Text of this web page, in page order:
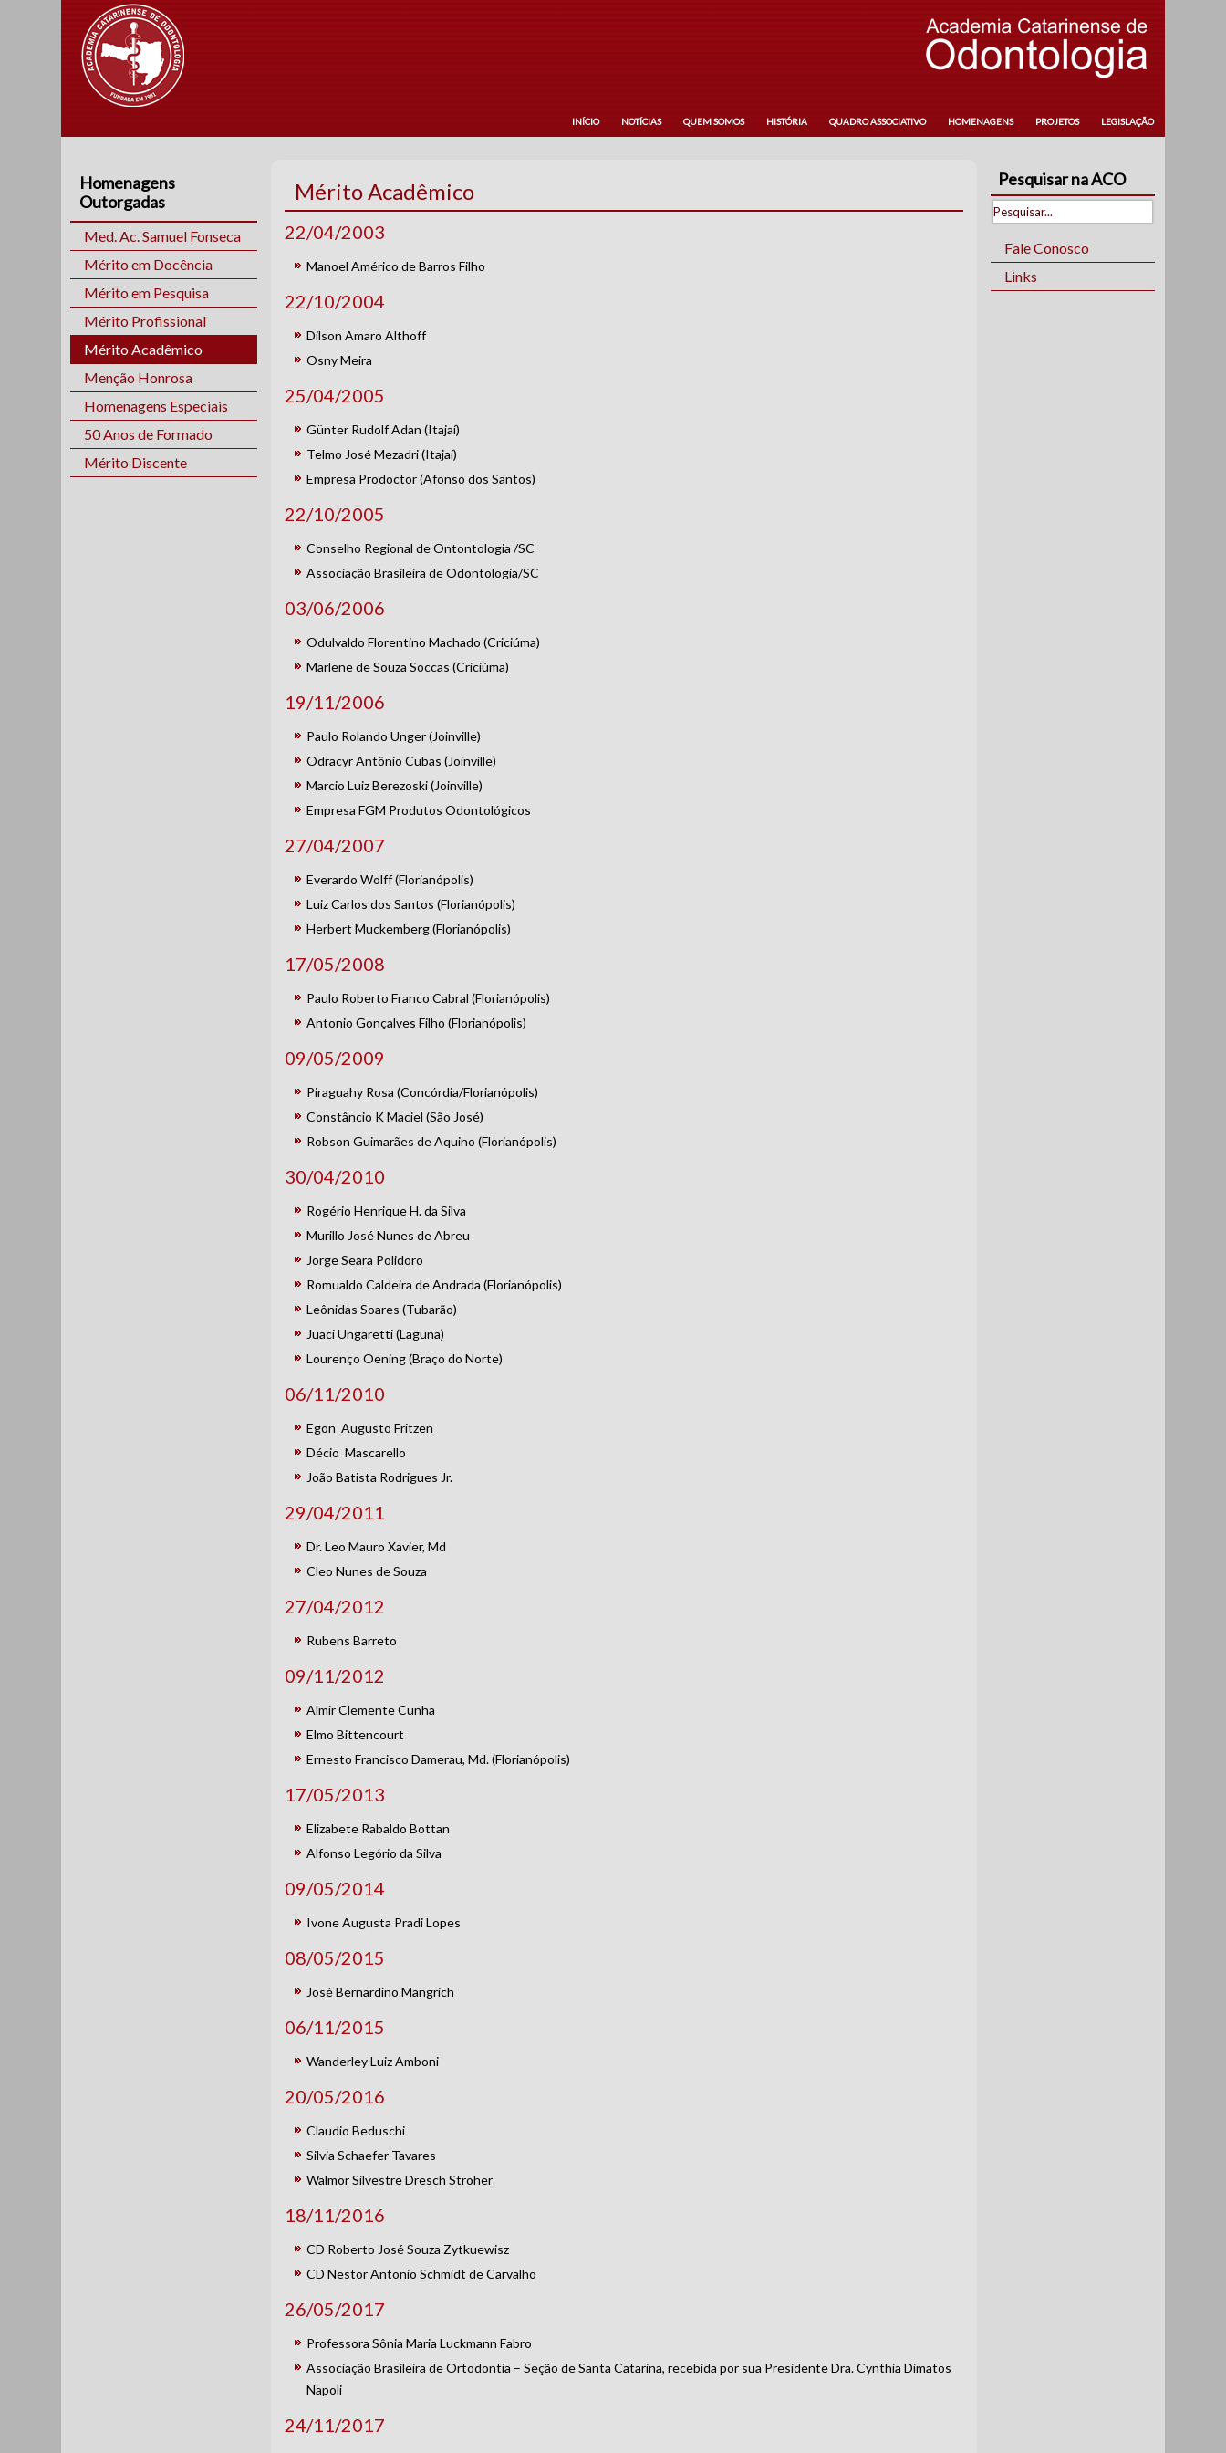
INÍCIO NOTÍCIAS QUEM SOMOS HISTÓRIA QUADRO ASSOCIATIVO HOMENAGENS PROJETOS LEGISLAÇÃO
Homenagens
Outorgadas
Med. Ac. Samuel Fonseca
Mérito em Docência
Mérito em Pesquisa
Mérito Profissional
Mérito Acadêmico
Menção Honrosa
Homenagens Especiais
50 Anos de Formado
Mérito Discente
Mérito Acadêmico
22/04/2003
Manoel Américo de Barros Filho
22/10/2004
Dilson Amaro Althoff
Osny Meira
25/04/2005
Günter Rudolf Adan (Itajaí)
Telmo José Mezadri (Itajaí)
Empresa Prodoctor (Afonso dos Santos)
22/10/2005
Conselho Regional de Ontontologia /SC
Associação Brasileira de Odontologia/SC
03/06/2006
Odulvaldo Florentino Machado (Criciúma)
Marlene de Souza Soccas (Criciúma)
19/11/2006
Paulo Rolando Unger (Joinville)
Odracyr Antônio Cubas (Joinville)
Marcio Luiz Berezoski (Joinville)
Empresa FGM Produtos Odontológicos
27/04/2007
Everardo Wolff (Florianópolis)
Luiz Carlos dos Santos (Florianópolis)
Herbert Muckemberg (Florianópolis)
17/05/2008
Paulo Roberto Franco Cabral (Florianópolis)
Antonio Gonçalves Filho (Florianópolis)
09/05/2009
Piraguahy Rosa (Concórdia/Florianópolis)
Constâncio K Maciel (São José)
Robson Guimarães de Aquino (Florianópolis)
30/04/2010
Rogério Henrique H. da Silva
Murillo José Nunes de Abreu
Jorge Seara Polidoro
Romualdo Caldeira de Andrada (Florianópolis)
Leônidas Soares (Tubarão)
Juaci Ungaretti (Laguna)
Lourenço Oening (Braço do Norte)
06/11/2010
Egon Augusto Fritzen
Décio Mascarello
João Batista Rodrigues Jr.
29/04/2011
Dr. Leo Mauro Xavier, Md
Cleo Nunes de Souza
27/04/2012
Rubens Barreto
09/11/2012
Almir Clemente Cunha
Elmo Bittencourt
Ernesto Francisco Damerau, Md. (Florianópolis)
17/05/2013
Elizabete Rabaldo Bottan
Alfonso Legório da Silva
09/05/2014
Ivone Augusta Pradi Lopes
08/05/2015
José Bernardino Mangrich
06/11/2015
Wanderley Luiz Amboni
20/05/2016
Claudio Beduschi
Silvia Schaefer Tavares
Walmor Silvestre Dresch Stroher
18/11/2016
CD Roberto José Souza Zytkuewisz
CD Nestor Antonio Schmidt de Carvalho
26/05/2017
Professora Sônia Maria Luckmann Fabro
Associação Brasileira de Ortodontia – Seção de Santa Catarina, recebida por sua Presidente Dra. Cynthia Dimatos
Napoli
24/11/2017
Pesquisar na ACO
Fale Conosco
Links